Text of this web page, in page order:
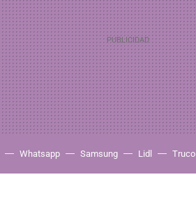
Whatsapp Samsung Lidl Truco